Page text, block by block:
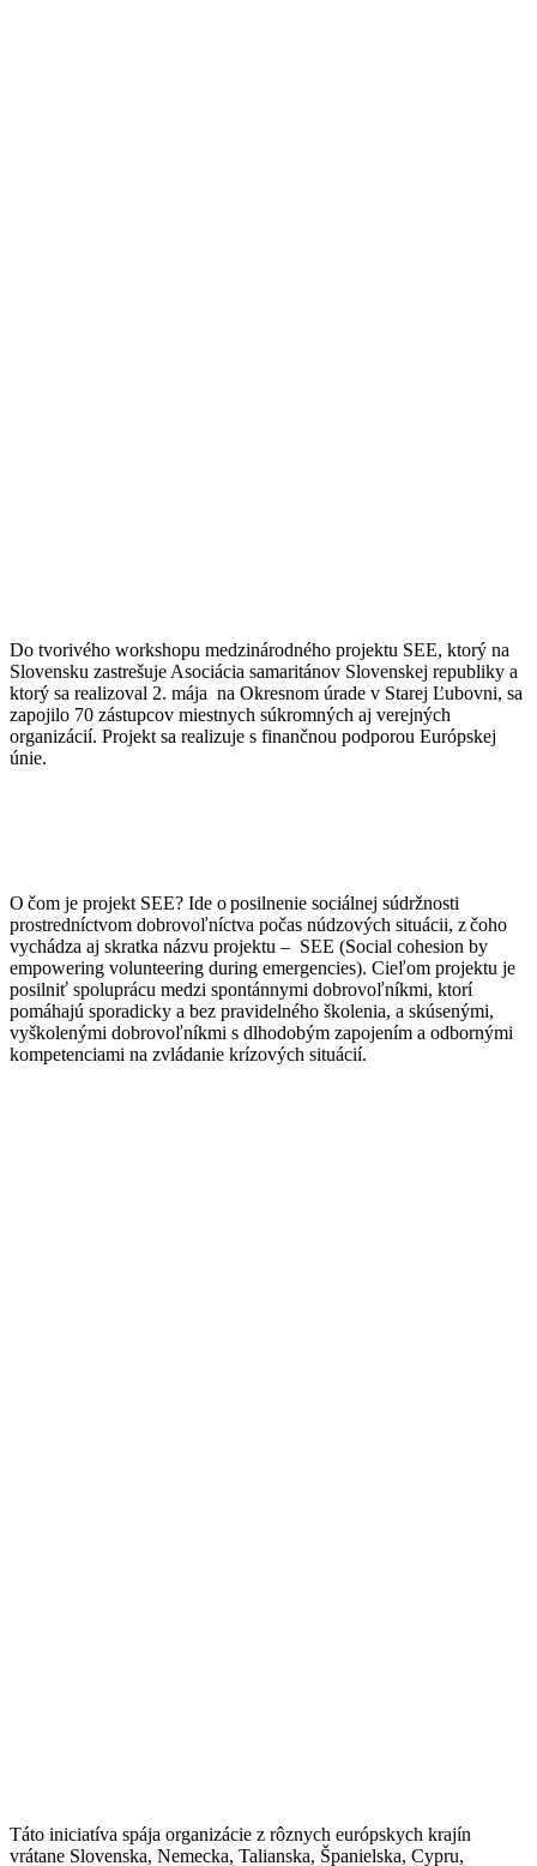
Do tvorivého workshopu medzinárodného projektu SEE, ktorý na
Slovensku zastrešuje Asociácia samaritánov Slovenskej republiky a
ktorý sa realizoval 2. mája na Okresnom úrade v Starej Ľubovni, sa
zapojilo 70 zástupcov miestnych súkromných aj verejných
organizácií. Projekt sa realizuje s finančnou podporou Európskej
únie.
O čom je projekt SEE? Ide o posilnenie sociálnej súdržnosti
prostredníctvom dobrovoľníctva počas núdzových situácii, z čoho
vychádza aj skratka názvu projektu – SEE (Social cohesion by
empowering volunteering during emergencies). Cieľom projektu je
posilniť spoluprácu medzi spontánnymi dobrovoľníkmi, ktorí
pomáhajú sporadicky a bez pravidelného školenia, a skúsenými,
vyškolenými dobrovoľníkmi s dlhodobým zapojením a odbornými
kompetenciami na zvládanie krízových situácií.
Táto iniciatíva spája organizácie z rôznych európskych krajín
vrátane Slovenska, Nemecka, Talianska, Španielska, Cypru,